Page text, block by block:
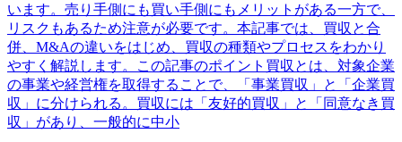
います。売り手側にも買い手側にもメリットがある一方で、
リスクもあるため注意が必要です。本記事では、買収と合
併、M&Aの違いをはじめ、買収の種類やプロセスをわかり
やすく解説します。この記事のポイント買収とは、対象企業
の事業や経営権を取得することで、「事業買収」と「企業買
収」に分けられる。買収には「友好的買収」と「同意なき買
収」があり、一般的に中小